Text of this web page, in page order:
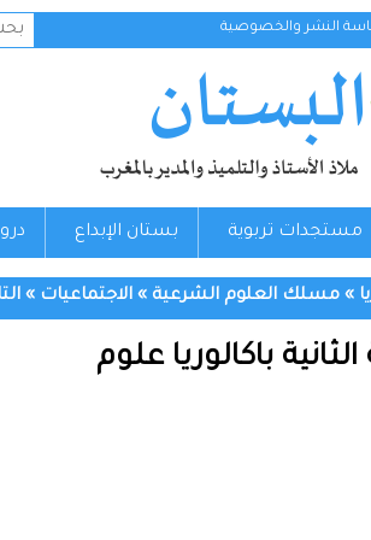
النشر والخصوصية
عن:
مستجدات تربوية بستان الإبداع
» مسلك العلوم الشرعية » الاجتماعيات »
باكالوريا علوم